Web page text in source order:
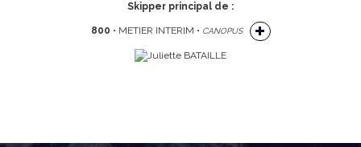
Skipper principal de :
800 • METIER INTERIM • CANOPUS